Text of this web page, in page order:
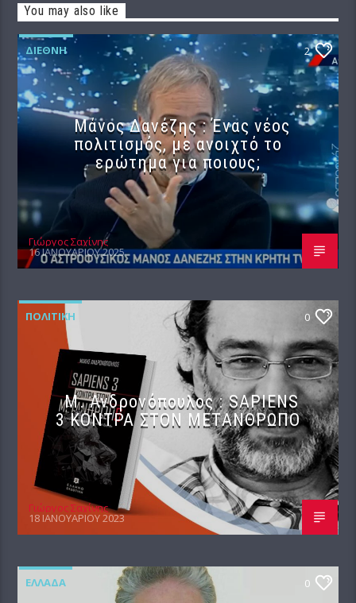
You may also like
ΔΙΕΘΝΉ 2
Μάνος Δανέζης : Ένας νέος
πολιτισμός, με ανοιχτό το
ερώτημα για ποιους;
Γιώργος Σαχίνης
16 ΙΑΝΟΥΑΡΊΟΥ 2025
ΠΟΛΙΤΙΚΉ 0
Μ. Ανδρονόπουλος : SAPIENS
3 KONTPA ΣTON METANΘΡΩΠΟ
Γιώργος Σαχίνης
18 ΙΑΝΟΥΑΡΊΟΥ 2023
ΕΛΛΆΔΑ 0